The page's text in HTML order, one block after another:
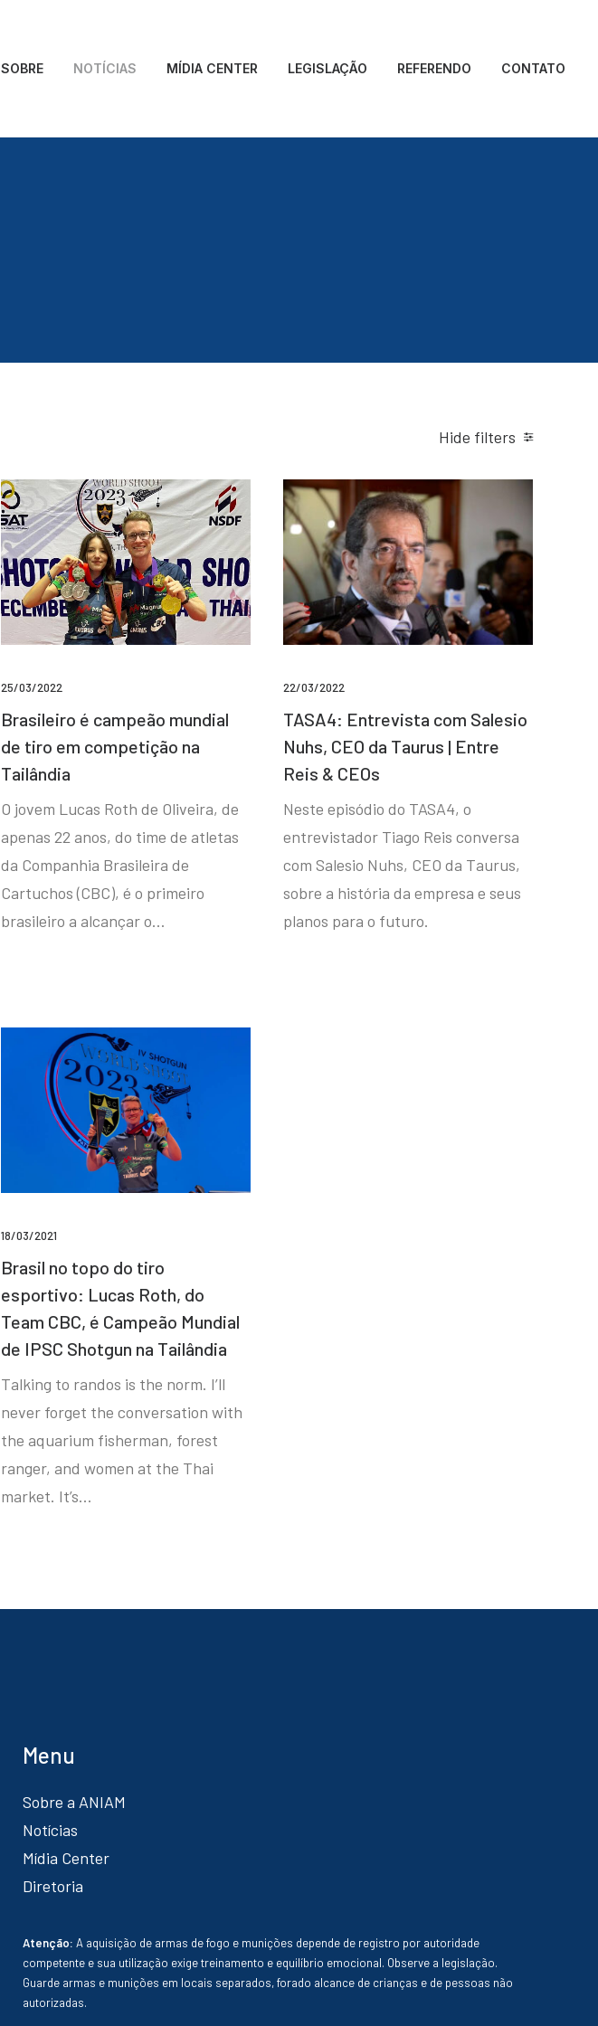
SOBRE NOTÍCIAS MÍDIA CENTER LEGISLAÇÃO REFERENDO CONTATO
Hide filters
25/03/2022
Brasileiro é campeão mundial
de tiro em competição na
Tailândia
O jovem Lucas Roth de Oliveira, de
apenas 22 anos, do time de atletas
da Companhia Brasileira de
Cartuchos (CBC), é o primeiro
brasileiro a alcançar o…
22/03/2022
TASA4: Entrevista com Salesio
Nuhs, CEO da Taurus | Entre
Reis & CEOs
Neste episódio do TASA4, o
entrevistador Tiago Reis conversa
com Salesio Nuhs, CEO da Taurus,
sobre a história da empresa e seus
planos para o futuro.
18/03/2021
Brasil no topo do tiro
esportivo: Lucas Roth, do
Team CBC, é Campeão Mundial
de IPSC Shotgun na Tailândia
Talking to randos is the norm. I’ll
never forget the conversation with
the aquarium fisherman, forest
ranger, and women at the Thai
market. It’s…
Menu
Sobre a ANIAM
Notícias
Mídia Center
Diretoria
Atenção: A aquisição de armas de fogo e munições depende de registro por autoridade
competente e sua utilização exige treinamento e equilíbrio emocional. Observe a legislação.
Guarde armas e munições em locais separados, forado alcance de crianças e de pessoas não
autorizadas.